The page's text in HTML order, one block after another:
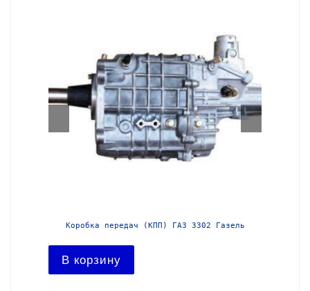
Коробка передач (КПП) ГАЗ 3302 Газель
В корзину